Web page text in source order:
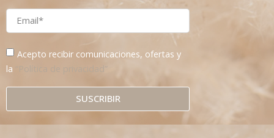
Acepto recibir comunicaciones, ofertas y
la
“Política de privacidad”
SUSCRIBIR